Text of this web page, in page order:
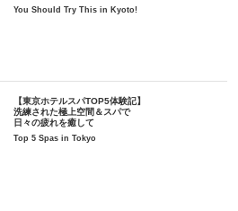
You Should Try This in Kyoto!
【東京ホテルスパTOP5体験記】
洗練された極上空間＆スパで
日々の疲れを癒して
Top 5 Spas in Tokyo